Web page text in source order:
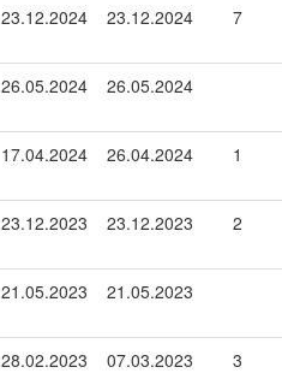
23.12.2024 23.12.2024 7
26.05.2024 26.05.2024
17.04.2024 26.04.2024 1
23.12.2023 23.12.2023 2
21.05.2023 21.05.2023
28.02.2023 07.03.2023 3